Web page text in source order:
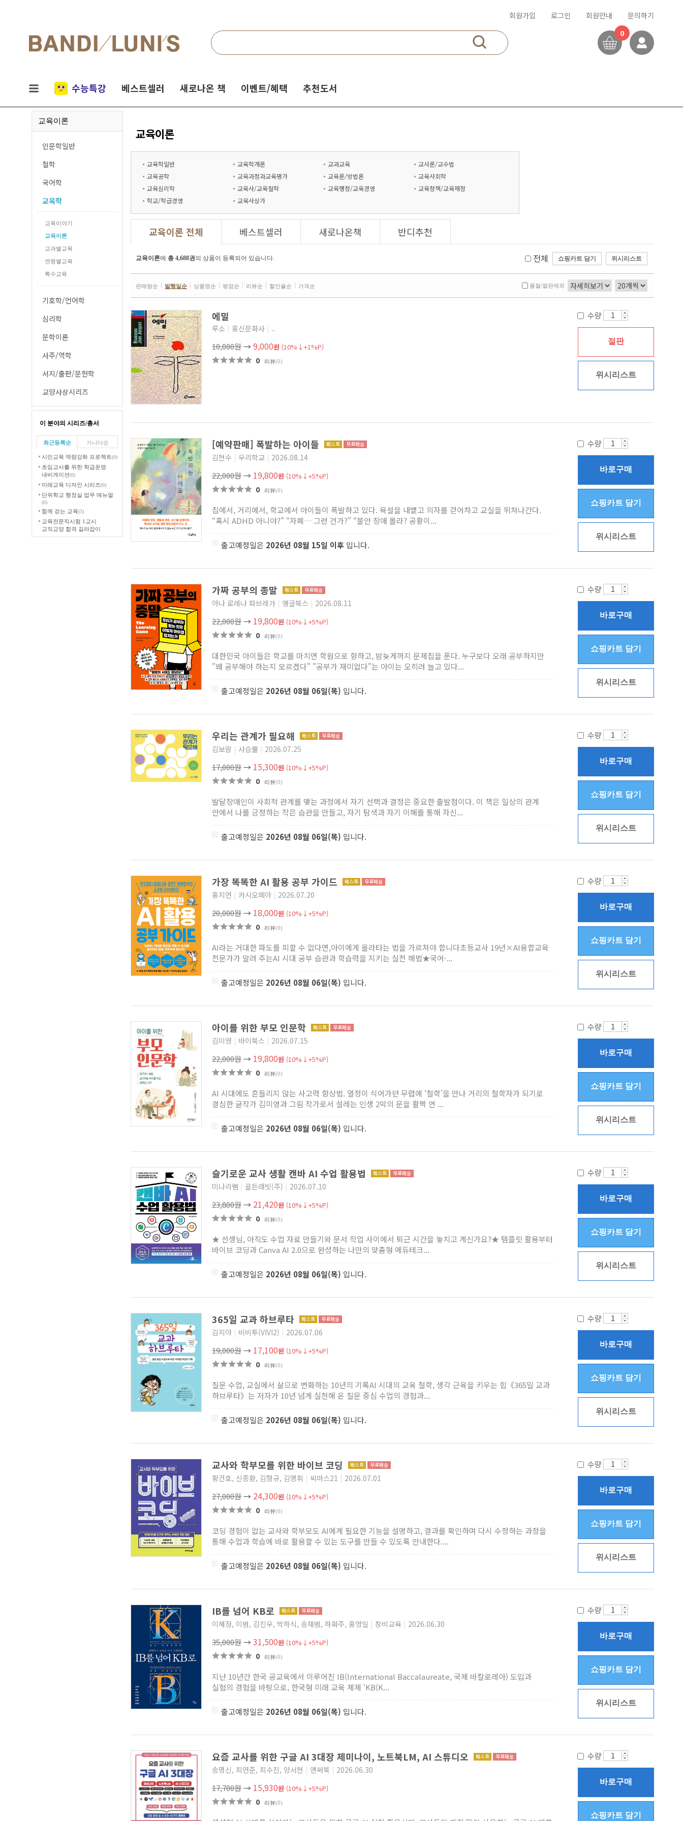
회원가입 로그인 회원안내 문의하기
검색 0
실시간
인기
수능특강 베스트셀러 새로나온 책 이벤트/혜택 추천도서
교육이론
인문학일반
철학
국어학
교육학
교육이야기
교육이론
교과별교육
연령별교육
특수교육
기호학/언어학
심리학
문학이론
사주/역학
서지/출판/문헌학
교양사상시리즈
이 분야의 시리즈/총서
최근등록순 가나다순
시민교육 역량강화 프로젝트(0)
초임교사를 위한 학급운영
내비게이션(0)
미래교육 디자인 시리즈(0)
단위학교 행정실 업무 매뉴얼
(0)
함께 걷는 교육(3)
교육전문직시험 1교시
교직교양 합격 길라잡이
(세창문화사)(0)
교육이론
교육학일반 교육학개론 교과교육
교사론/교수법
교육공학
교육과정과교육평가 교육론/방법론
교육사회학
교육심리학
교육사/교육철학 교육행정/교육경영
교육정책/교육재정
학교/학급경영
교육사상가
교육이론 전체 베스트셀러 새로나온책 반디추천
판매량순 발행일순 상품명순 평점순 리뷰순 할인율순 가격순 품절/절판제외
교육이론에 총 4,688권의 상품이 등록되어 있습니다. 전체 쇼핑카트 담기 위시리스트
에밀
루소 | 홍신문화사 | ..
10,000원→9,000원 (10%↓+1%P)
0 리뷰(0)
수량
절판
위시리스트
[예약판매] 폭발하는 아이들
김현수 | 우리학교 | 2026.08.14
22,000원→ 19,800원 (10%↓+5%P)
0 리뷰(0)
집에서, 거리에서, 학교에서 아이들이 폭발하고 있다. 욕설을 내뱉고 의자를 걷어차고 교실을 뛰쳐나간다.
“혹시 ADHD 아니야?” “자폐… 그런 건가?” “불안 장애 몰라? 공황이...
출고예정일은 2026년 08월 15일 이후 입니다.
수량
바로구매
쇼핑카트 담기
위시리스트
가짜 공부의 종말
아나 로레나 파브레가 | 앵글북스 | 2026.08.11
22,000원→ 19,800원 (10%↓+5%P)
0 리뷰(0)
대한민국 아이들은 학교를 마치면 학원으로 향하고, 밤늦게까지 문제집을 푼다. 누구보다 오래 공부하지만
"왜 공부해야 하는지 모르겠다" "공부가 재미없다"는 아이는 오히려 늘고 있다...
출고예정일은 2026년 08월 06일(목) 입니다.
수량
바로구매
쇼핑카트 담기
위시리스트
우리는 관계가 필요해
김보람 | 사슴뿔 | 2026.07.25
17,000원→ 15,300원 (10%↓+5%P)
0 리뷰(0)
발달장애인이 사회적 관계를 맺는 과정에서 자기 선택과 결정은 중요한 출발점이다. 이 책은 일상의 관계
안에서 나를 긍정하는 작은 습관을 만들고, 자기 탐색과 자기 이해를 통해 자신...
출고예정일은 2026년 08월 06일(목) 입니다.
수량
바로구매
쇼핑카트 담기
위시리스트
가장 똑똑한 AI 활용 공부 가이드
홍지연 | 카시오페아 | 2026.07.20
20,000원→ 18,000원 (10%↓+5%P)
0 리뷰(0)
AI라는 거대한 파도를 피할 수 없다면,아이에게 올라타는 법을 가르쳐야 합니다초등교사 19년×AI융합교육
전문가가 알려 주는AI 시대 공부 습관과 학습력을 지키는 실전 해법★국어·...
출고예정일은 2026년 08월 06일(목) 입니다.
수량
바로구매
쇼핑카트 담기
위시리스트
아이를 위한 부모 인문학
김미영 | 바이북스 | 2026.07.15
22,000원→ 19,800원 (10%↓+5%P)
0 리뷰(0)
AI 시대에도 흔들리지 않는 사고력 향상법. 열정이 식어가던 무렵에 ‘철학’을 만나 거리의 철학자가 되기로
결심한 글작가 김미영과 그림 작가로서 설레는 인생 2막의 문을 활짝 연 ...
출고예정일은 2026년 08월 06일(목) 입니다.
수량
바로구매
쇼핑카트 담기
위시리스트
슬기로운 교사 생활 캔바 AI 수업 활용법
미나리쌤 | 골든래빗(주) | 2026.07.10
23,800원→ 21,420원 (10%↓+5%P)
0 리뷰(0)
★ 선생님, 아직도 수업 자료 만들기와 문서 작업 사이에서 퇴근 시간을 놓치고 계신가요?★ 템플릿 활용부터
바이브 코딩과 Canva AI 2.0으로 완성하는 나만의 맞춤형 에듀테크...
출고예정일은 2026년 08월 06일(목) 입니다.
수량
바로구매
쇼핑카트 담기
위시리스트
365일 교과 하브루타
김지아 | 비비투(VIVI2) | 2026.07.06
19,000원→ 17,100원 (10%↓+5%P)
0 리뷰(0)
질문 수업, 교실에서 삶으로 변화하는 10년의 기록AI 시대의 교육 철학, 생각 근육을 키우는 힘《365일 교과
하브루타》는 저자가 10년 넘게 실천해 온 질문 중심 수업의 경험과...
출고예정일은 2026년 08월 06일(목) 입니다.
수량
바로구매
쇼핑카트 담기
위시리스트
교사와 학부모를 위한 바이브 코딩
황건호, 신종환, 김형규, 김명휘 | 씨마스21 | 2026.07.01
27,000원→ 24,300원 (10%↓+5%P)
0 리뷰(0)
코딩 경험이 없는 교사와 학부모도 AI에게 필요한 기능을 설명하고, 결과를 확인하며 다시 수정하는 과정을
통해 수업과 학습에 바로 활용할 수 있는 도구를 만들 수 있도록 안내한다....
출고예정일은 2026년 08월 06일(목) 입니다.
수량
바로구매
쇼핑카트 담기
위시리스트
IB를 넘어 KB로
이혜정, 이범, 김진우, 박하식, 송재범, 하화주, 홍영일 | 창비교육 | 2026.06.30
35,000원→31,500원 (10%↓+5%P)
0 리뷰(0)
지난 10년간 한국 공교육에서 이루어진 IB(International Baccalaureate, 국제 바칼로레아) 도입과
실험의 경험을 바탕으로, 한국형 미래 교육 체제 ‘KB(K...
출고예정일은 2026년 08월 06일(목) 입니다.
수량
바로구매
쇼핑카트 담기
위시리스트
요즘 교사를 위한 구글 AI 3대장 제미나이, 노트북LM, AI 스튜디오
송명신, 최연준, 최수진, 양서현 | 앤써북 | 2026.06.30
17,700원→ 15,930원 (10%↓+5%P)
0 리뷰(0)
수량
바로구매
쇼핑카트 담기